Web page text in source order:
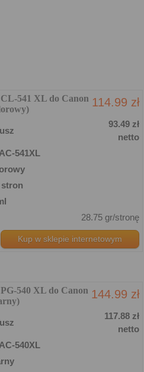
541 XL do Canon 114.99 zł
93.49 zł
netto
541XL
stron
28.75 gr/stronę
Kup w sklepie internetowym
540 XL do Canon 144.99 zł
117.88 zł
netto
540XL